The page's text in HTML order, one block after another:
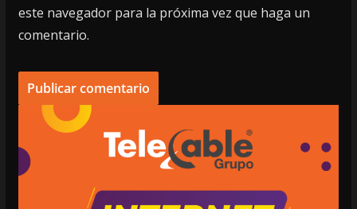
este navegador para la próxima vez que haga un
comentario.